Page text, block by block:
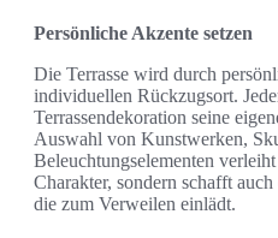
Persönliche Akzente setzen
Die Terrasse wird durch
individuellen Rückzugsort.
Terrassendekoration seine
Auswahl von Kunstwerken,
Beleuchtungselementen
Charakter, sondern schafft
die zum Verweilen einlädt.